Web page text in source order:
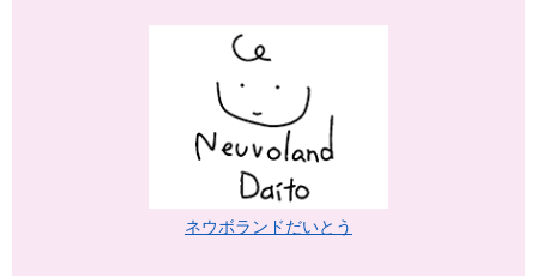
ネウボランドだいとう